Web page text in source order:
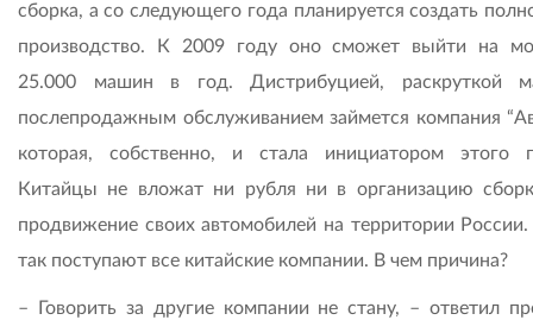
сборка, а со следующего года планируется создать
производство. К 2009 году оно сможет выйти на
25.000 машин в год. Дистрибуцией, раскруткой
послепродажным обслуживанием займется компания
которая, собственно, и стала инициатором этого
Китайцы не вложат ни рубля ни в организацию
продвижение своих автомобилей на территории России.
так поступают все китайские компании. В чем причина?
– Говорить за другие компании не стану, – ответил